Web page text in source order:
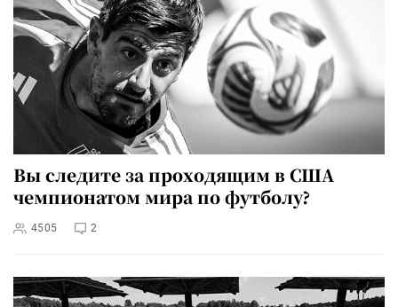
Вы следите за проходящим в США
чемпионатом мира по футболу?
4505 2